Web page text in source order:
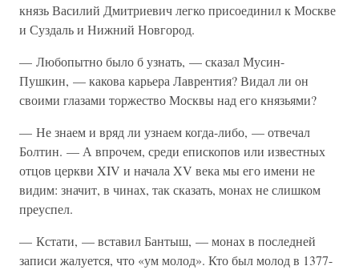
князь Василий Дмитриевич легко присоединил к Москве
и Суздаль и Нижний Новгород.
— Любопытно было б узнать, — сказал Мусин-
Пушкин, — какова карьера Лаврентия? Видал ли он
своими глазами торжество Москвы над его князьями?
— Не знаем и вряд ли узнаем когда-либо, — отвечал
Болтин. — А впрочем, среди епископов или известных
отцов церкви XIV и начала XV века мы его имени не
видим: значит, в чинах, так сказать, монах не слишком
преуспел.
— Кстати, — вставил Бантыш, — монах в последней
записи жалуется, что «ум молод». Кто был молод в 1377-